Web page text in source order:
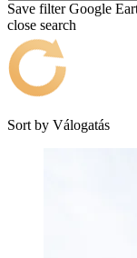
Save filter Google
close search
Sort by Válogatás